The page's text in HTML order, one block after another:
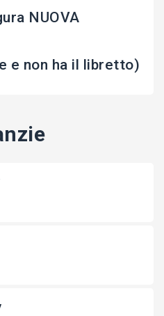
NUOVA
e non ha il libretto)